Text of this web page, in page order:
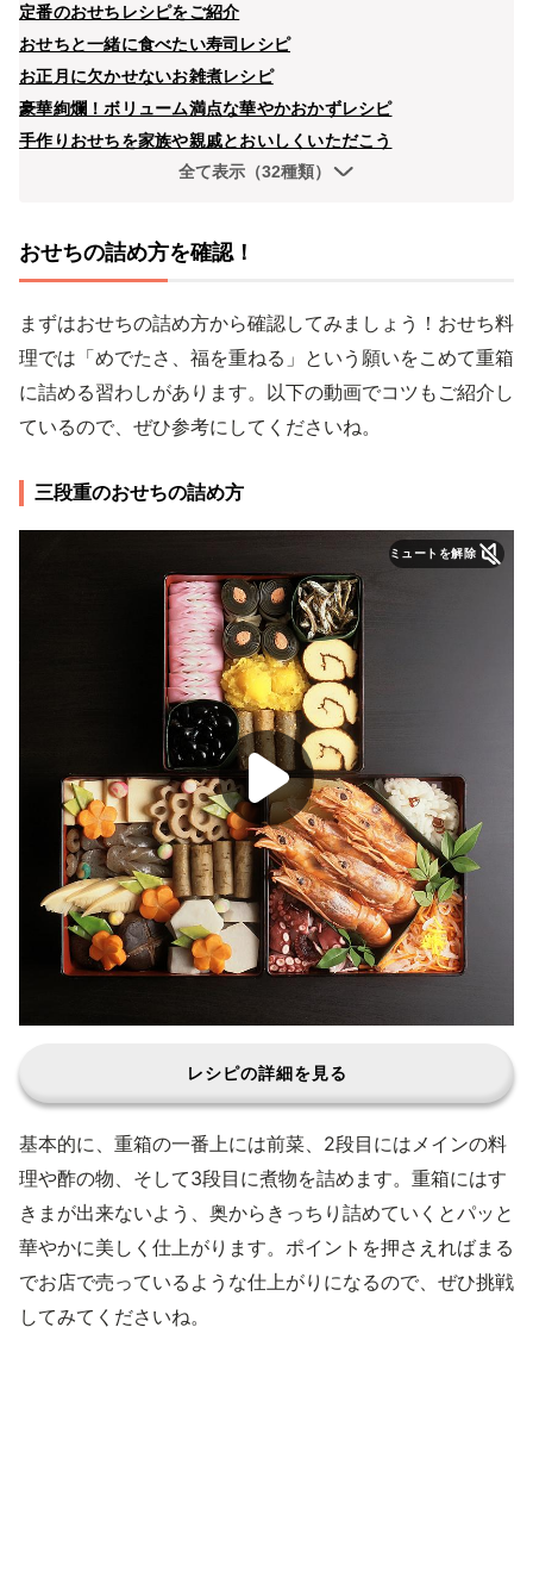
定番のおせちレシピをご紹介
おせちと一緒に食べたい寿司レシピ
お正月に欠かせないお雑煮レシピ
豪華絢爛！ボリューム満点な華やかおかずレシピ
手作りおせちを家族や親戚とおいしくいただこう
全て表示（32種類）
おせちの詰め方を確認！
まずはおせちの詰め方から確認してみましょう！おせち料
理では「めでたさ、福を重ねる」という願いをこめて重箱
に詰める習わしがあります。以下の動画でコツもご紹介し
ているので、ぜひ参考にしてくださいね。
三段重のおせちの詰め方
ミュートを解除
レシピの詳細を見る
基本的に、重箱の一番上には前菜、2段目にはメインの料
理や酢の物、そして3段目に煮物を詰めます。重箱にはす
きまが出来ないよう、奥からきっちり詰めていくとパッと
華やかに美しく仕上がります。ポイントを押さえればまる
でお店で売っているような仕上がりになるので、ぜひ挑戦
してみてくださいね。